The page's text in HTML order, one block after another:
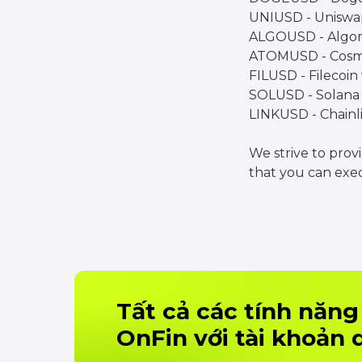
UNIUSD -
ALGOUSD -
ATOMUSD -
FILUSD -
SOLUSD -
LINKUSD -
We strive to
that you can
Tất cả các tính
OnFin với tài khoản